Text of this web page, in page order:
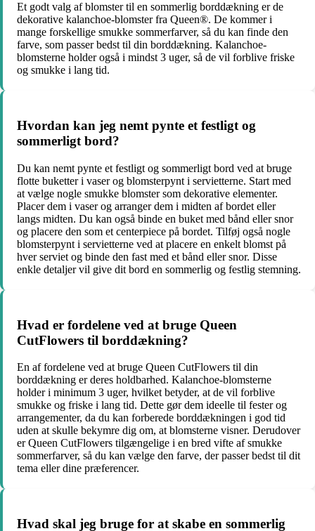
Et godt valg af blomster til en sommerlig borddækning er de
dekorative kalanchoe-blomster fra Queen®. De kommer i
mange forskellige smukke sommerfarver, så du kan finde den
farve, som passer bedst til din borddækning. Kalanchoe-
blomsterne holder også i mindst 3 uger, så de vil forblive friske
og smukke i lang tid.
Hvordan kan jeg nemt pynte et festligt og
sommerligt bord?
Du kan nemt pynte et festligt og sommerligt bord ved at bruge
flotte buketter i vaser og blomsterpynt i servietterne. Start med
at vælge nogle smukke blomster som dekorative elementer.
Placer dem i vaser og arranger dem i midten af bordet eller
langs midten. Du kan også binde en buket med bånd eller snor
og placere den som et centerpiece på bordet. Tilføj også nogle
blomsterpynt i servietterne ved at placere en enkelt blomst på
hver serviet og binde den fast med et bånd eller snor. Disse
enkle detaljer vil give dit bord en sommerlig og festlig stemning.
Hvad er fordelene ved at bruge Queen
CutFlowers til borddækning?
En af fordelene ved at bruge Queen CutFlowers til din
borddækning er deres holdbarhed. Kalanchoe-blomsterne
holder i minimum 3 uger, hvilket betyder, at de vil forblive
smukke og friske i lang tid. Dette gør dem ideelle til fester og
arrangementer, da du kan forberede borddækningen i god tid
uden at skulle bekymre dig om, at blomsterne visner. Derudover
er Queen CutFlowers tilgængelige i en bred vifte af smukke
sommerfarver, så du kan vælge den farve, der passer bedst til dit
tema eller dine præferencer.
Hvad skal jeg bruge for at skabe en sommerlig